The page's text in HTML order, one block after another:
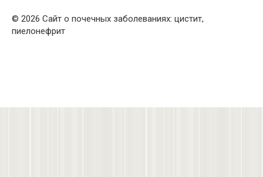
© 2026 Сайт о почечных заболеваниях: цистит,
пиелонефрит